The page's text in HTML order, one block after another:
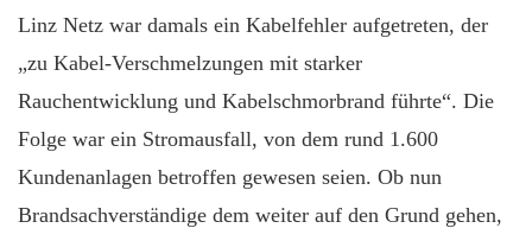
Linz Netz war damals ein Kabelfehler aufgetreten, der
„zu Kabel-Verschmelzungen mit starker
Rauchentwicklung und Kabelschmorbrand führte“. Die
Folge war ein Stromausfall, von dem rund 1.600
Kundenanlagen betroffen gewesen seien. Ob nun
Brandsachverständige dem weiter auf den Grund gehen,